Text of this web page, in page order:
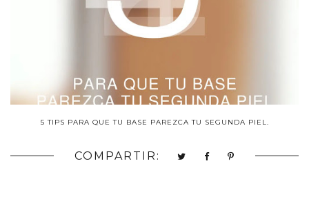
5 TIPS PARA QUE TU BASE PAREZCA TU SEGUNDA PIEL.
COMPARTIR: